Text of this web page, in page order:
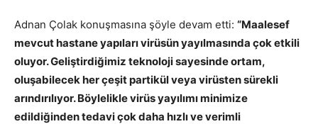
Adnan Çolak konuşmasına şöyle devam etti: “Maalesef
mevcut hastane yapıları virüsün yayılmasında çok etkili
oluyor. Geliştirdiğimiz teknoloji sayesinde ortam,
oluşabilecek her çeşit partikül veya virüsten sürekli
arındırılıyor. Böylelikle virüs yayılımı minimize
edildiğinden tedavi çok daha hızlı ve verimli